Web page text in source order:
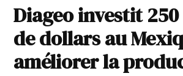
Diageo investit
de dollars au
améliorer la